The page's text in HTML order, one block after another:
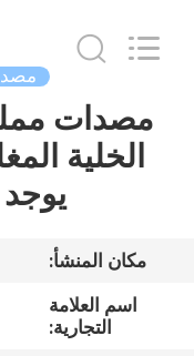
مسكن
عرض
الواقع
الافتراضي
Rubber
Products
Reserved.
الخلية
مكان المنشأ:
اسم العلامة
التجارية: